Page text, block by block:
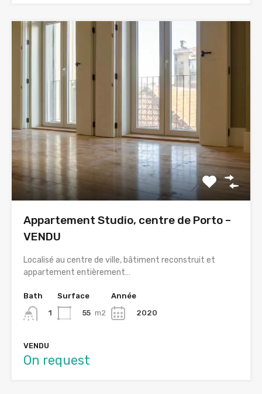
Appartement Studio, centre de Porto –
VENDU
Localisé au centre de ville, bâtiment reconstruit et
appartement entièrement…
Bath
1
Surface
55 m2
Année
2020
VENDU
On request